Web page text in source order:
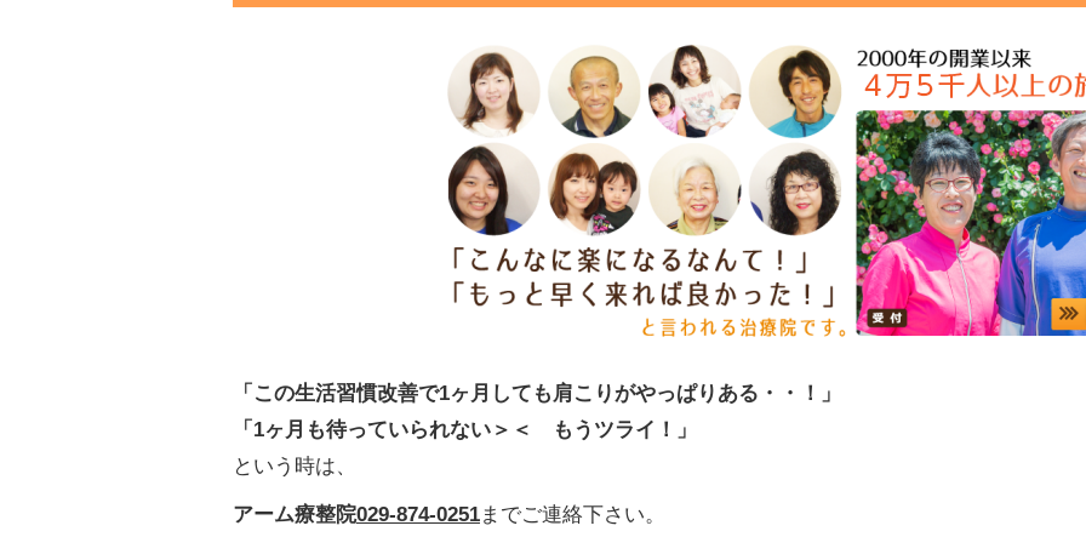
「この生活習慣改善で1ヶ月しても肩こりがやっぱりある・・！」
「1ヶ月も待っていられない＞＜ もうツライ！」
という時は、
アーム療整院029-874-0251までご連絡下さい。